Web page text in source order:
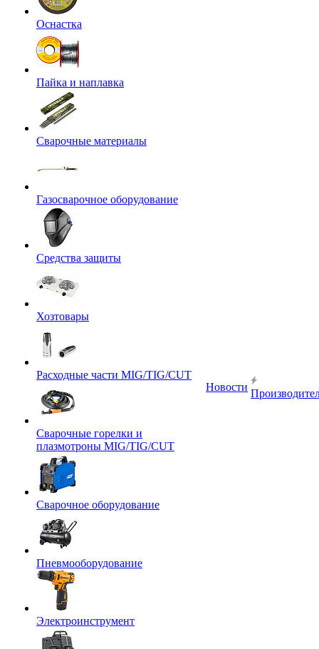
Оснастка
Пайка и наплавка
Сварочные материалы
Газосварочное оборудование
Средства защиты
Хозтовары
Расходные части MIG/TIG/CUT
Сварочные горелки и
плазмотроны MIG/TIG/CUT
Сварочное оборудование
Пневмооборудование
Электроинструмент
Новости